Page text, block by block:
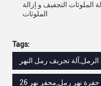
الملوثات التجفيف و إزالة
الملوثات
Tags:
تجريف رمل النهر
26 بوصة رمال نهر الجرافة,حفرة بحرية حفرة نهر رمل,محفر نهر